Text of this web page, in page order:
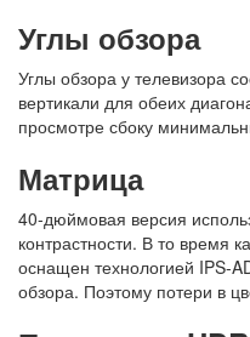
Углы обзора
Углы обзора у телевизора
вертикали для обеих
просмотре сбоку
Матрица
40-дюймовая версия
контрастности. В то время
оснащен технологией IPS-
обзора. Поэтому потери в